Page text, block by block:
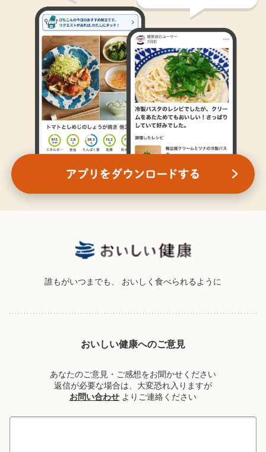
誰もがいつまでも、 おいしく食べられるように
おいしい健康へのご意見
あなたのご意見・ご感想をお聞かせください
返信が必要な場合は、大変恐れ入りますが
お問い合わせ よりご連絡ください